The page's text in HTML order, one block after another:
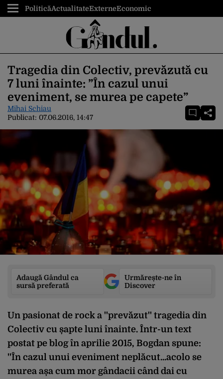
PoliticăActualitateExterneEconomic
Tragedia din Colectiv, prevăzută cu
7 luni înainte: ”În cazul unui
eveniment, se murea pe capete”
Mihai Schiau
Publicat: 07.06.2016, 14:47
Adaugă Gândul ca
sursă preferată
Urmărește-ne în
Discover
Un pasionat de rock a ''prevăzut'' tragedia din
Colectiv cu șapte luni înainte. Într-un text
postat pe blog în aprilie 2015, Bogdan spune:
''În cazul unui eveniment neplăcut...acolo se
murea așa cum mor gândacii când dai cu